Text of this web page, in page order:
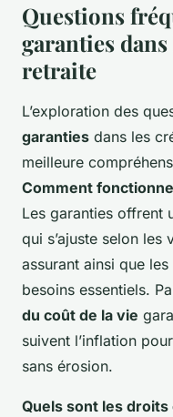
Questions
garanties
retraite
L’exploration des
garanties dans les
meilleure
Comment
Les garanties offrent
qui s’ajuste selon les
assurant ainsi que
besoins essentiels.
du coût de la vie
suivent l’inflation
sans érosion.
Quels sont les